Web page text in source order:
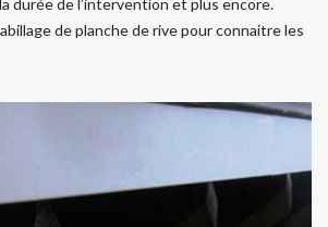
durée de l’intervention et plus encore.
de planche de rive pour connaitre les